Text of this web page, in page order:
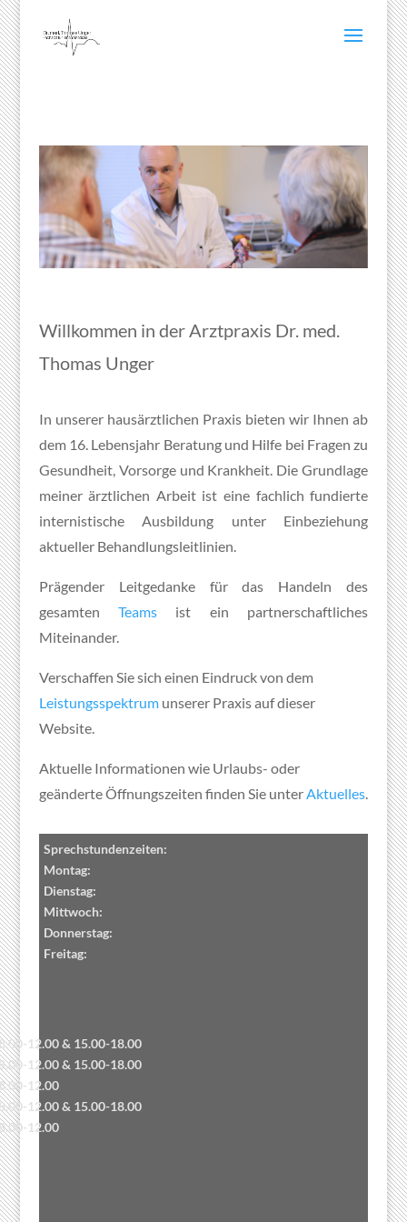
Willkommen in der Arztpraxis Dr. med.
Thomas Unger
In unserer hausärztlichen Praxis bieten wir Ihnen ab
dem 16. Lebensjahr Beratung und Hilfe bei Fragen zu
Gesundheit, Vorsorge und Krankheit. Die Grundlage
meiner ärztlichen Arbeit ist eine fachlich fundierte
internistische Ausbildung unter Einbeziehung
aktueller Behandlungsleitlinien.
Prägender Leitgedanke für das Handeln des
gesamtenTeams ist ein partnerschaftliches
Miteinander.
Verschaffen Sie sich einen Eindruck von dem
Leistungsspektrumunserer Praxis auf dieser
Website.
Aktuelle Informationen wie Urlaubs- oder
geänderte Öffnungszeiten finden Sie unterAktuelles.
Sprechstundenzeiten:
Montag:
Dienstag:
Mittwoch:
Donnerstag:
Freitag:
12.00 & 15.00-18.00
12.00 & 15.00-18.00
12.00
12.00 & 15.00-18.00
12.00